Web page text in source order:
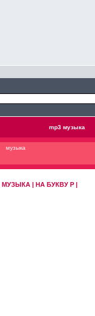
mp3 музыка
музыка
МУЗЫКА | НА БУКВУ Р |